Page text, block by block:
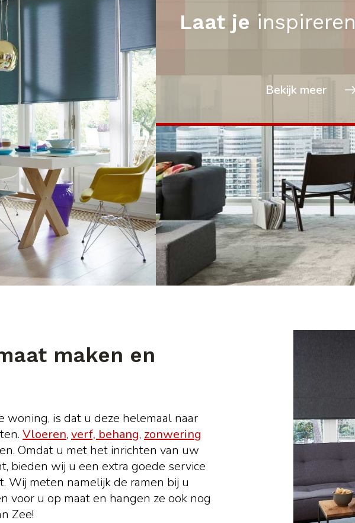
Laat je
Bekijk meer
maken en
is dat u deze helemaal naar
Vloeren, verf, behang, zonwering
Omdat u met het inrichten van uw
bieden wij u een extra goede service
Wij meten namelijk de ramen bij u
voor u op maat en hangen ze ook nog
Zee!